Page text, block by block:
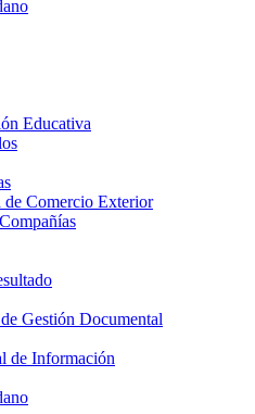
Educativa
Comercio Exterior
Gestión Documental
de Información